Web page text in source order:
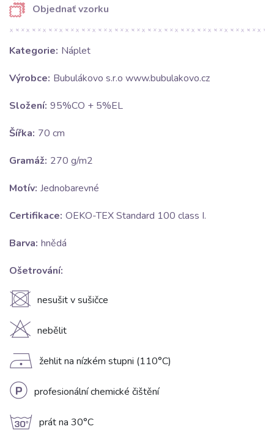
Objednať vzorku
Kategorie: Náplet
Výrobce: Bubulákovo s.r.o www.bubulakovo.cz
Složení: 95%CO + 5%EL
Šířka: 70 cm
Gramáž: 270 g/m2
Motív: Jednobarevné
Certifikace: OEKO-TEX Standard 100 class I.
Barva: hnědá
Ošetrování:
U nesušit v sušičce
H nebělit
D žehlit na nízkém stupni (110°C)
L profesionální chemické čištění
g prát na 30°C